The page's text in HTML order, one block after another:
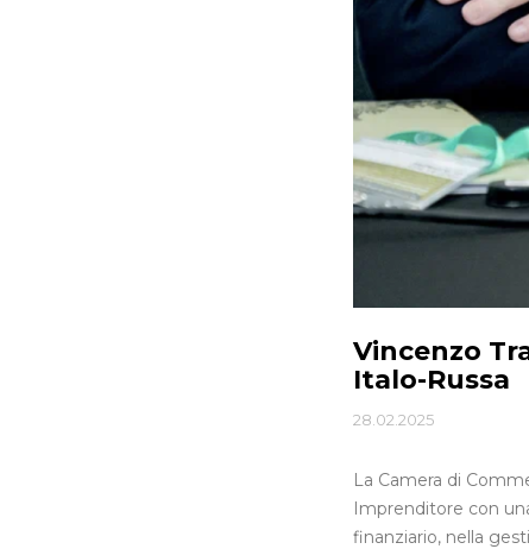
Vincenzo
Italo-Russa
28.02.2025
La Camera di
Imprenditore con
finanziario, nella